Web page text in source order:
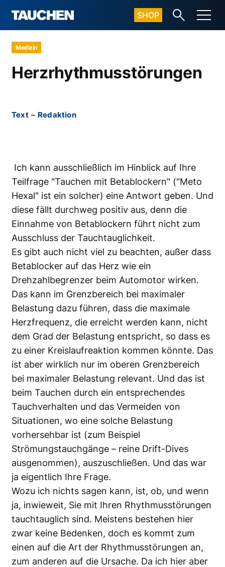
SHOP
Medizin
Herzrhythmusstörungen
Text – Redaktion
Ich kann ausschließlich im Hinblick auf Ihre
Teilfrage "Tauchen mit Betablockern" ("Meto
Hexal" ist ein solcher) eine Antwort geben. Und
diese fällt durchweg positiv aus, denn die
Einnahme von Betablockern führt nicht zum
Ausschluss der Tauchtauglichkeit.
Es gibt auch nicht viel zu beachten, außer dass
Betablocker auf das Herz wie ein
Drehzahlbegrenzer beim Automotor wirken.
Das kann im Grenzbereich bei maximaler
Belastung dazu führen, dass die maximale
Herzfrequenz, die erreicht werden kann, nicht
dem Grad der Belastung entspricht, so dass es
zu einer Kreislaufreaktion kommen könnte. Das
ist aber wirklich nur im oberen Grenzbereich
bei maximaler Belastung relevant. Und das ist
beim Tauchen durch ein entsprechendes
Tauchverhalten und das Vermeiden von
Situationen, wo eine solche Belastung
vorhersehbar ist (zum Beispiel
Strömungstauchgänge – reine Drift-Dives
ausgenommen), auszuschließen. Und das war
ja eigentlich Ihre Frage.
Wozu ich nichts sagen kann, ist, ob, und wenn
ja, inwieweit, Sie mit Ihren Rhythmusstörungen
tauchtauglich sind. Meistens bestehen hier
zwar keine Bedenken, doch es kommt zum
einen auf die Art der Rhythmusstörungen an,
zum anderen auf die Ursache. Da ich hier aber